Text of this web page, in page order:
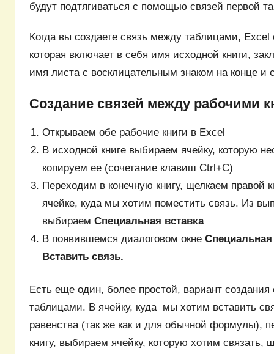
будут подтягиваться с помощью связей первой
Когда вы создаете связь между таблицами,
которая включает в себя имя исходной книги,
имя листа с восклицательным знаком на конце и
Создание связей между рабочими
Открываем обе рабочие книги в Excel
В исходной книге выбираем ячейку, которую
копируем ее (сочетание клавиш Ctrl+С)
Переходим в конечную книгу, щелкаем правой
ячейке, куда мы хотим поместить связь. Из
выбираемСпециальная вставка
В появившемся диалоговом окне
Вставить связь.
Есть еще один, более простой, вариант
таблицами. В ячейку, куда мы хотим вставить
равенства (так же как и для обычной формулы),
книгу, выбираем ячейку, которую хотим связать,